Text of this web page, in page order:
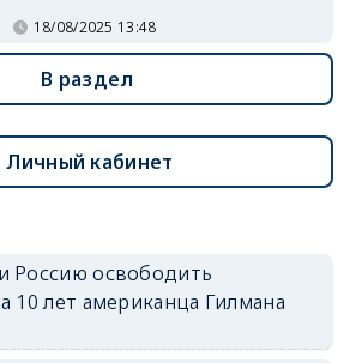
18/08/2025 13:48
В раздел
Личный кабинет
Россию освободить
10 лет американца Гилмана